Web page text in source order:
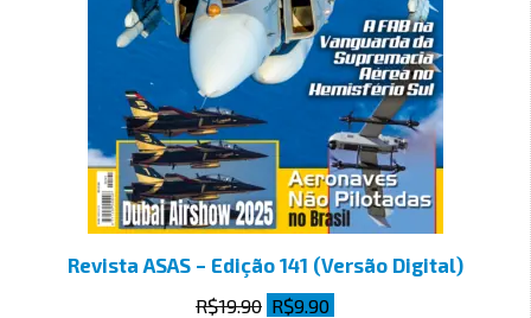
Revista ASAS – Edição 141 (Versão Digital)
R$19.90 R$9.90